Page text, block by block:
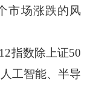
市场涨跌的风
指数除上证50
工智能、半导